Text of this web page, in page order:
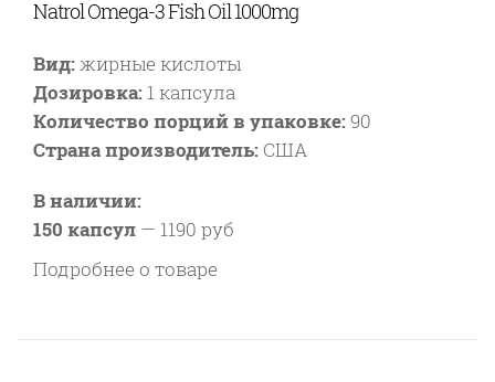
Natrol Omega-3 Fish Oil 1000mg
Вид:жирные кислоты
Дозировка: 1 капсула
Количество порций в упаковке:90
Страна производитель: США
В наличии:
150 капсул — 1190 руб
Подробнее о товаре